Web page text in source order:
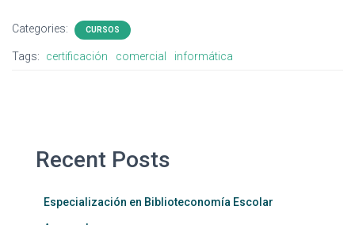
Categories: CURSOS
Tags: certificación comercial informática
Recent Posts
Especialización en Biblioteconomía Escolar